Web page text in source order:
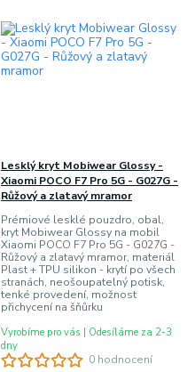
0 hodnocení
Lesklý kryt Mobiwear Glossy -
Xiaomi POCO F7 Pro 5G - G027G -
Růžový a zlatavý mramor
Prémiové lesklé pouzdro, obal,
kryt Mobiwear Glossy na mobil
Xiaomi POCO F7 Pro 5G - G027G -
Růžový a zlatavý mramor, materiál
Plast + TPU silikon - krytí po všech
stranách, neošoupatelný potisk,
tenké provedení, možnost
přichycení na šňůrku
Vyrobíme pro vás | Odesíláme za 2-3
dny